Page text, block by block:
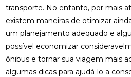
transporte. No entanto, por mais
existem maneiras de otimizar
um planejamento adequado e
possível economizar
ônibus e tornar sua viagem mais
algumas dicas para ajudá-lo a